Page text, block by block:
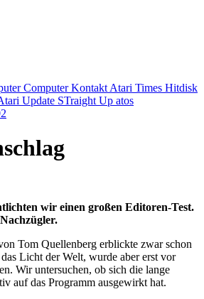
Computer Kontakt Atari Times Hitdisk
Update STraight Up atos
wir einen großen Editoren-Test.
Tom Quellenberg erblickte zwar schon
Licht der Welt, wurde aber erst vor
Wir untersuchen, ob sich die lange
auf das Programm ausgewirkt hat.